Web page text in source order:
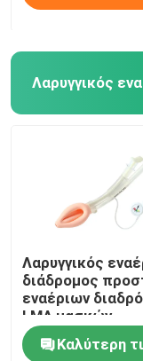
Λαρυγγικός
διάδρομος
εναέριων
LMA μασκών
σιλικόνης
βαθμούΚαλύτερη